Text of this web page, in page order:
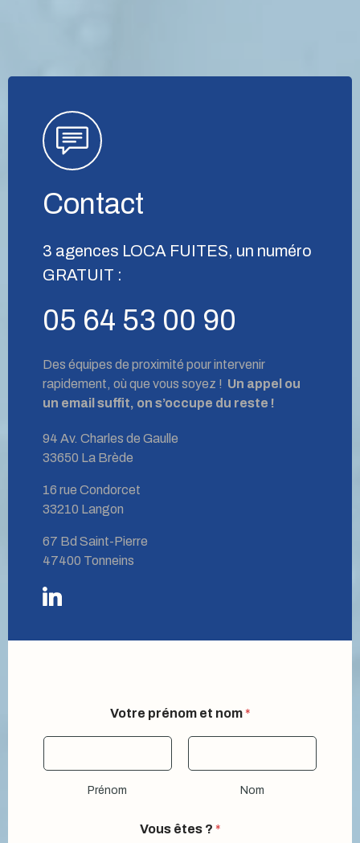
Contact
3 agences LOCA FUITES, un numéro
GRATUIT :
05 64 53 00 90
Des équipes de proximité pour intervenir
rapidement, où que vous soyez ! Un appel ou
un email suffit, on s’occupe du reste !
94 Av. Charles de Gaulle
33650 La Brède
16 rue Condorcet
33210 Langon
67 Bd Saint-Pierre
47400 Tonneins
m
ê
Votre prénom et nom *
Prénom Nom
Vous êtes ? *